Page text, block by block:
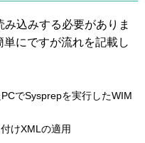
込みする必要がありま
にですが流れを記載し
でSysprepを実行したWIM
けXMLの適用